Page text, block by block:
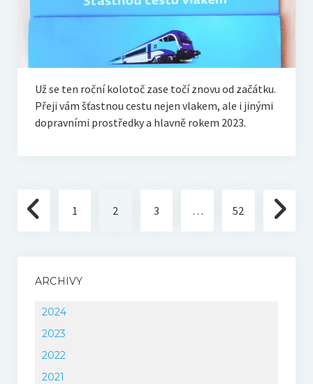
Už se ten roční kolotoč zase točí znovu od začátku.
Přeji vám šťastnou cestu nejen vlakem, ale i jinými
dopravními prostředky a hlavně rokem 2023.
Stránkování
příspěvků 1 2 3 … 52
ARCHIVY
2024
2023
2022
2021